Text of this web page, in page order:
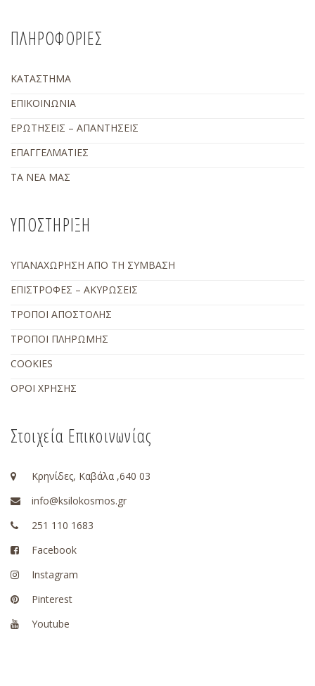
ΠΛΗΡΟΦΟΡΙΕΣ
ΚΑΤΑΣΤΗΜΑ
ΕΠΙΚΟΙΝΩΝΙΑ
ΕΡΩΤΗΣΕΙΣ – ΑΠΑΝΤΗΣΕΙΣ
ΕΠΑΓΓΕΛΜΑΤΙΕΣ
ΤΑ ΝΕΑ ΜΑΣ
ΥΠΟΣΤΗΡΙΞΗ
ΥΠΑΝΑΧΩΡΗΣΗ ΑΠΟ ΤΗ ΣΥΜΒΑΣΗ
ΕΠΙΣΤΡΟΦΕΣ – ΑΚΥΡΩΣΕΙΣ
ΤΡΟΠΟΙ ΑΠΟΣΤΟΛΗΣ
ΤΡΟΠΟΙ ΠΛΗΡΩΜΗΣ
COOKIES
ΟΡΟΙ ΧΡΗΣΗΣ
Στοιχεία Επικοινωνίας
Κρηνίδες, Καβάλα ,640 03
info@ksilokosmos.gr
251 110 1683
Facebook
Instagram
Pinterest
Youtube